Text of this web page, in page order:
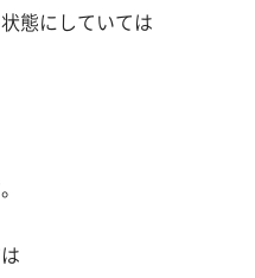
態にしていては